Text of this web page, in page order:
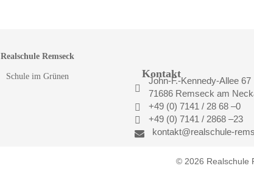
Realschule Remseck
Schule im Grünen Kontakt

John-F.-Kennedy-Allee 67
71686 Remseck am

+49 (0) 7141 / 28 68 –0

+49 (0) 7141 / 2868 –23
 kontakt@realschule-
© 2026 Realschule